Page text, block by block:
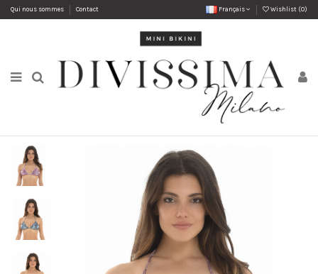
Qui nous sommes Contact Français Wishlist (0)